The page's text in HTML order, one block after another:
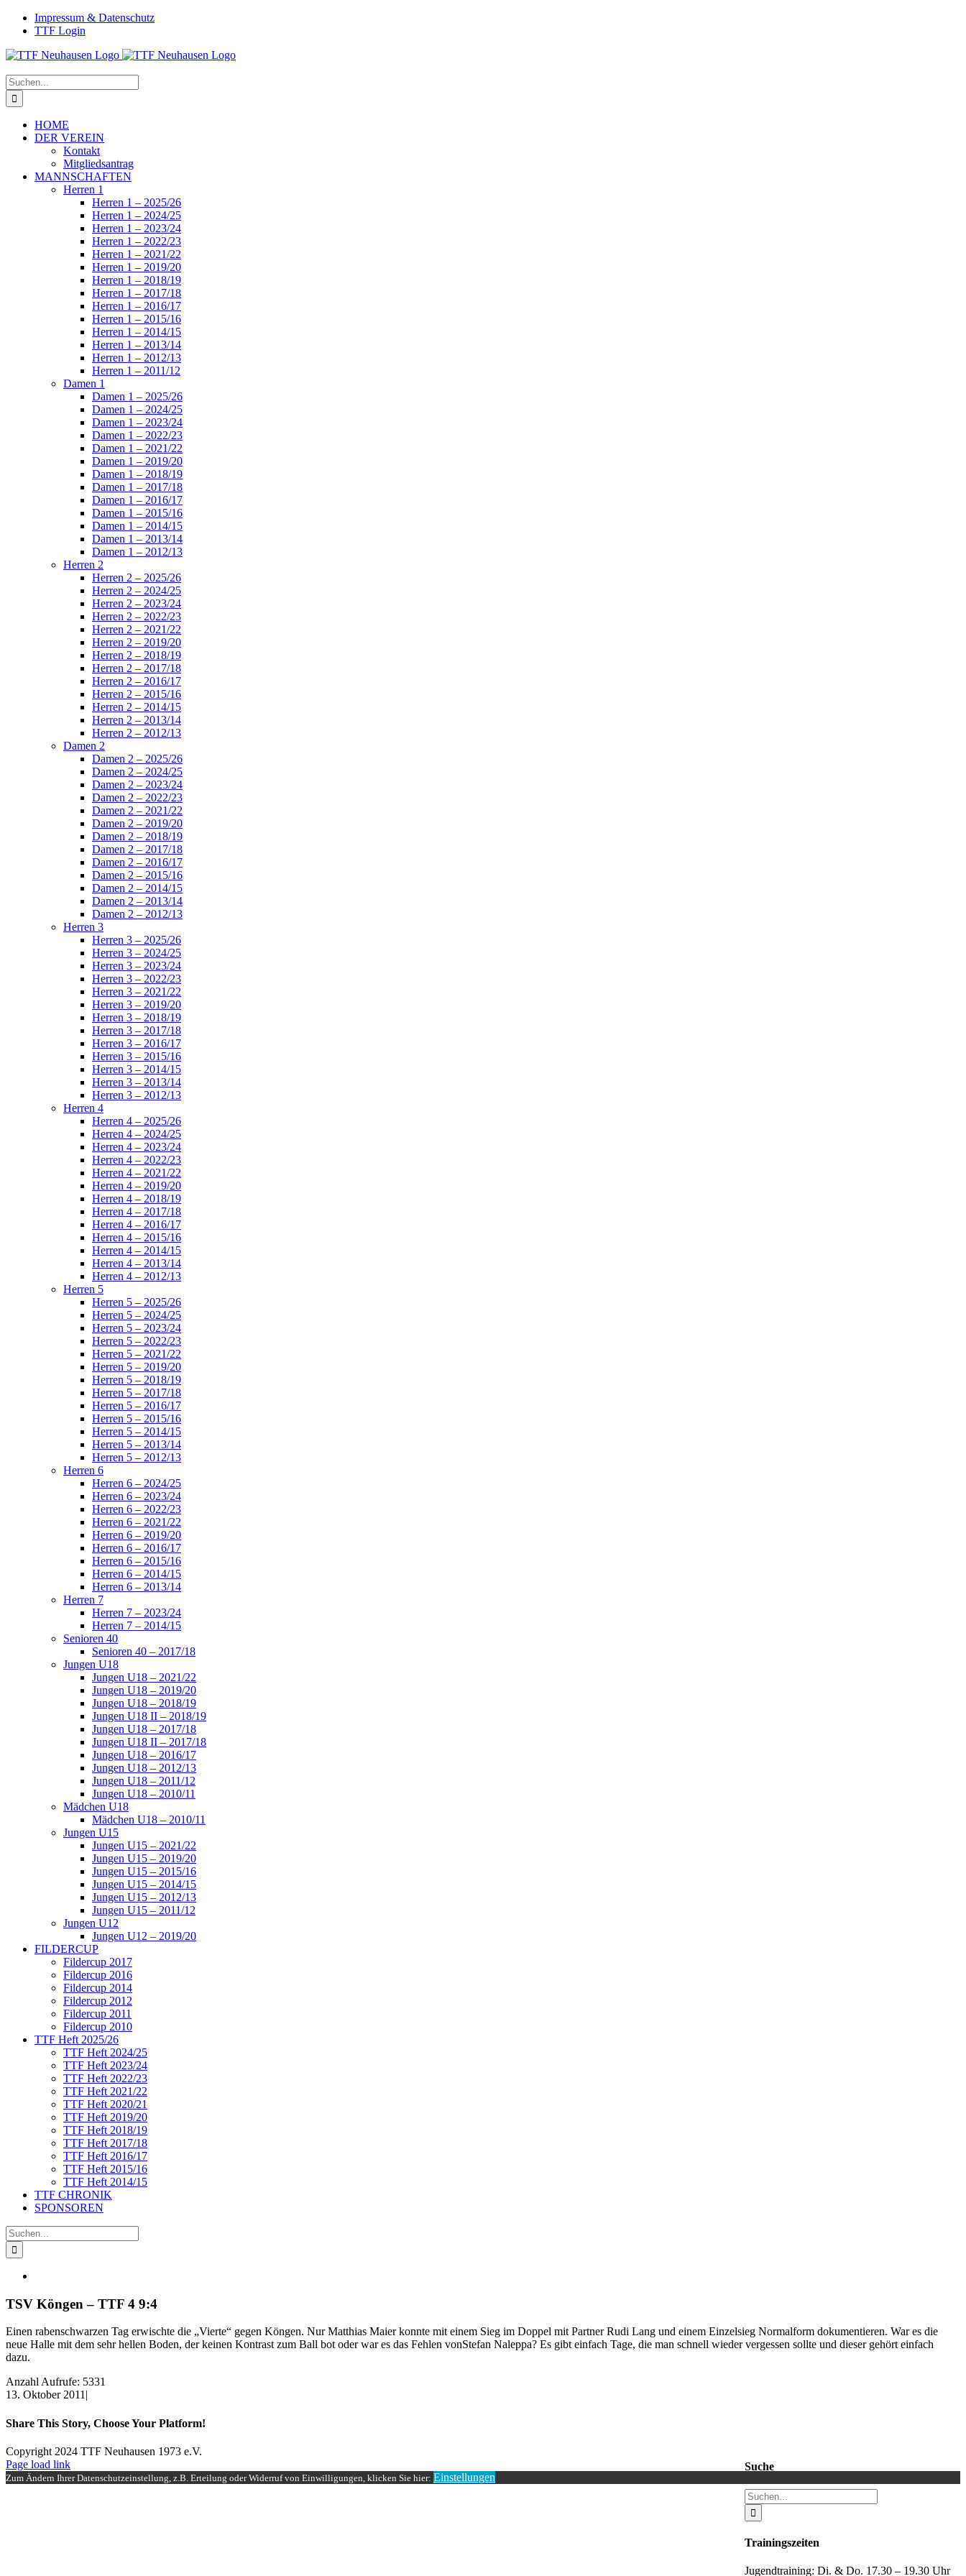
Zum
Inhalt
Facebook
InstagramImpressum & Datenschutz
TTF Login
Suche
nach:
HOME
DER VEREIN
Kontakt
Mitgliedsantrag
MANNSCHAFTEN
Herren 1
Herren 1 – 2025/26
Herren 1 – 2024/25
Herren 1 – 2023/24
Herren 1 – 2022/23
Herren 1 – 2021/22
Herren 1 – 2019/20
Herren 1 – 2018/19
Herren 1 – 2017/18
Herren 1 – 2016/17
Herren 1 – 2015/16
Herren 1 – 2014/15
Herren 1 – 2013/14
Herren 1 – 2012/13
Herren 1 – 2011/12
Damen 1
Damen 1 – 2025/26
Damen 1 – 2024/25
Damen 1 – 2023/24
Damen 1 – 2022/23
Damen 1 – 2021/22
Damen 1 – 2019/20
Damen 1 – 2018/19
Damen 1 – 2017/18
Damen 1 – 2016/17
Damen 1 – 2015/16
Damen 1 – 2014/15
Damen 1 – 2013/14
Damen 1 – 2012/13
Herren 2
Herren 2 – 2025/26
Herren 2 – 2024/25
Herren 2 – 2023/24
Herren 2 – 2022/23
Herren 2 – 2021/22
Herren 2 – 2019/20
Herren 2 – 2018/19
Herren 2 – 2017/18
Herren 2 – 2016/17
Herren 2 – 2015/16
Herren 2 – 2014/15
Herren 2 – 2013/14
Herren 2 – 2012/13
Damen 2
Damen 2 – 2025/26
Damen 2 – 2024/25
Damen 2 – 2023/24
Damen 2 – 2022/23
Damen 2 – 2021/22
Damen 2 – 2019/20
Damen 2 – 2018/19
Damen 2 – 2017/18
Damen 2 – 2016/17
Damen 2 – 2015/16
Damen 2 – 2014/15
Damen 2 – 2013/14
Damen 2 – 2012/13
Herren 3
Herren 3 – 2025/26
Herren 3 – 2024/25
Herren 3 – 2023/24
Herren 3 – 2022/23
Herren 3 – 2021/22
Herren 3 – 2019/20
Herren 3 – 2018/19
Herren 3 – 2017/18
Herren 3 – 2016/17
Herren 3 – 2015/16
Herren 3 – 2014/15
Herren 3 – 2013/14
Herren 3 – 2012/13
Herren 4
Herren 4 – 2025/26
Herren 4 – 2024/25
Herren 4 – 2023/24
Herren 4 – 2022/23
Herren 4 – 2021/22
Herren 4 – 2019/20
Herren 4 – 2018/19
Herren 4 – 2017/18
Herren 4 – 2016/17
Herren 4 – 2015/16
Herren 4 – 2014/15
Herren 4 – 2013/14
Herren 4 – 2012/13
Herren 5
Herren 5 – 2025/26
Herren 5 – 2024/25
Herren 5 – 2023/24
Herren 5 – 2022/23
Herren 5 – 2021/22
Herren 5 – 2019/20
Herren 5 – 2018/19
Herren 5 – 2017/18
Herren 5 – 2016/17
Herren 5 – 2015/16
Herren 5 – 2014/15
Herren 5 – 2013/14
Herren 5 – 2012/13
Herren 6
Herren 6 – 2024/25
Herren 6 – 2023/24
Herren 6 – 2022/23
Herren 6 – 2021/22
Herren 6 – 2019/20
Herren 6 – 2016/17
Herren 6 – 2015/16
Herren 6 – 2014/15
Herren 6 – 2013/14
Herren 7
Herren 7 – 2023/24
Herren 7 – 2014/15
Senioren 40
Senioren 40 – 2017/18
Jungen U18
Jungen U18 – 2021/22
Jungen U18 – 2019/20
Jungen U18 – 2018/19
Jungen U18 II – 2018/19
Jungen U18 – 2017/18
Jungen U18 II – 2017/18
Jungen U18 – 2016/17
Jungen U18 – 2012/13
Jungen U18 – 2011/12
Jungen U18 – 2010/11
Mädchen U18
Mädchen U18 – 2010/11
Jungen U15
Jungen U15 – 2021/22
Jungen U15 – 2019/20
Jungen U15 – 2015/16
Jungen U15 – 2014/15
Jungen U15 – 2012/13
Jungen U15 – 2011/12
Jungen U12
Jungen U12 – 2019/20
FILDERCUP
Fildercup 2017
Fildercup 2016
Fildercup 2014
Fildercup 2012
Fildercup 2011
Fildercup 2010
TTF Heft 2025/26
TTF Heft 2024/25
TTF Heft 2023/24
TTF Heft 2022/23
TTF Heft 2021/22
TTF Heft 2020/21
TTF Heft 2019/20
TTF Heft 2018/19
TTF Heft 2017/18
TTF Heft 2016/17
TTF Heft 2015/16
TTF Heft 2014/15
TTF CHRONIK
SPONSOREN
Suche
nach:
TSV Köngen – TTF 4 9:4
Einen rabenschwarzen Tag erwischte die „Vierte“ gegen Köngen. Nur Matthias Maier konnte mit einem Sieg im Doppel mit Partner Rudi Lang und einem Einzelsieg Normalform dokumentieren. War es die
neue Halle mit dem sehr hellen Boden, der keinen Kontrast zum Ball bot oder war es das Fehlen vonStefan Naleppa? Es gibt einfach Tage, die man schnell wieder vergessen sollte und dieser gehört einfach
dazu.
Anzahl Aufrufe: 5331
13. Oktober 2011|
Share This Story, Choose Your Platform!
Facebook
X
Reddit
LinkedIn
WhatsApp
Tumblr
Pinterest
Vk
Xing
E-
Mail
Suche
Suche
nach:
Trainingszeiten
Jugendtraining: Di. & Do. 17.30 – 19.30 Uhr
Copyright 2024 TTF Neuhausen 1973 e.V.
Facebook
Instagram
Page load link
Zum Ändern Ihrer Datenschutzeinstellung, z.B. Erteilung oder Widerruf von Einwilligungen, klicken Sie hier: Einstellungen